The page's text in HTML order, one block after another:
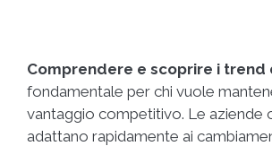
Comprendere e scoprire i trend
fondamentale per chi vuole
vantaggio competitivo. Le aziende
adattano rapidamente ai